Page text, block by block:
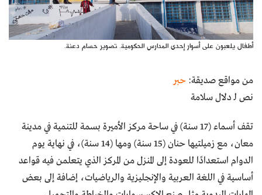
أطفال يلعبون على أسوار إحدى المدارس الحكومية. تصوير حسام دعنة.
من مواقع صديقة: حبر
نص لـ دلال سلامة
تقف أسماء (17 سنة) في ساحة مركز الأميرة بسمة للتنمية في مدينة
معان، مع زميلتيها حنان (15 سنة) ومها (14 سنة)، في نهاية يوم
الدوام استعدادًا للعودة إلى المنزل من المركز الذي يتعلمن فيه قواعد
أساسية في اللغة العربية والإنجليزية والرياضيات، إضافة إلى بعض